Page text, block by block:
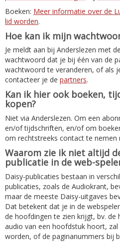
Boeken: Meer informatie over de
lid worden.
Hoe kan ik mijn
Je meldt aan bij Anderslezen met
wachtwoord dat je bij één van de
wachtwoord te veranderen, of als
contacteer je de partners.
Kan ik hier ook boeken,
kopen?
Niet via Anderslezen. Om een
en/of tijdschriften, en/of om
om rechtstreeks contact te nemen
Waarom zie ik niet altijd
publicatie in de web-
Daisy-publicaties bestaan in
publicaties, zoals de Audiokrant,
maar de meeste Daisy-uitgaves
Dat betekent dat je in de
de hoofdingen te zien krijgt, bv. de
audio van een hoofdstuk hoort,
worden, of de paginanummers bij